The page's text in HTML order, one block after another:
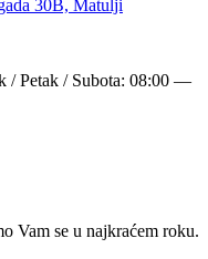
30B, Matulji
/ Petak / Subota: 08:00 —
Vam se u najkraćem roku.